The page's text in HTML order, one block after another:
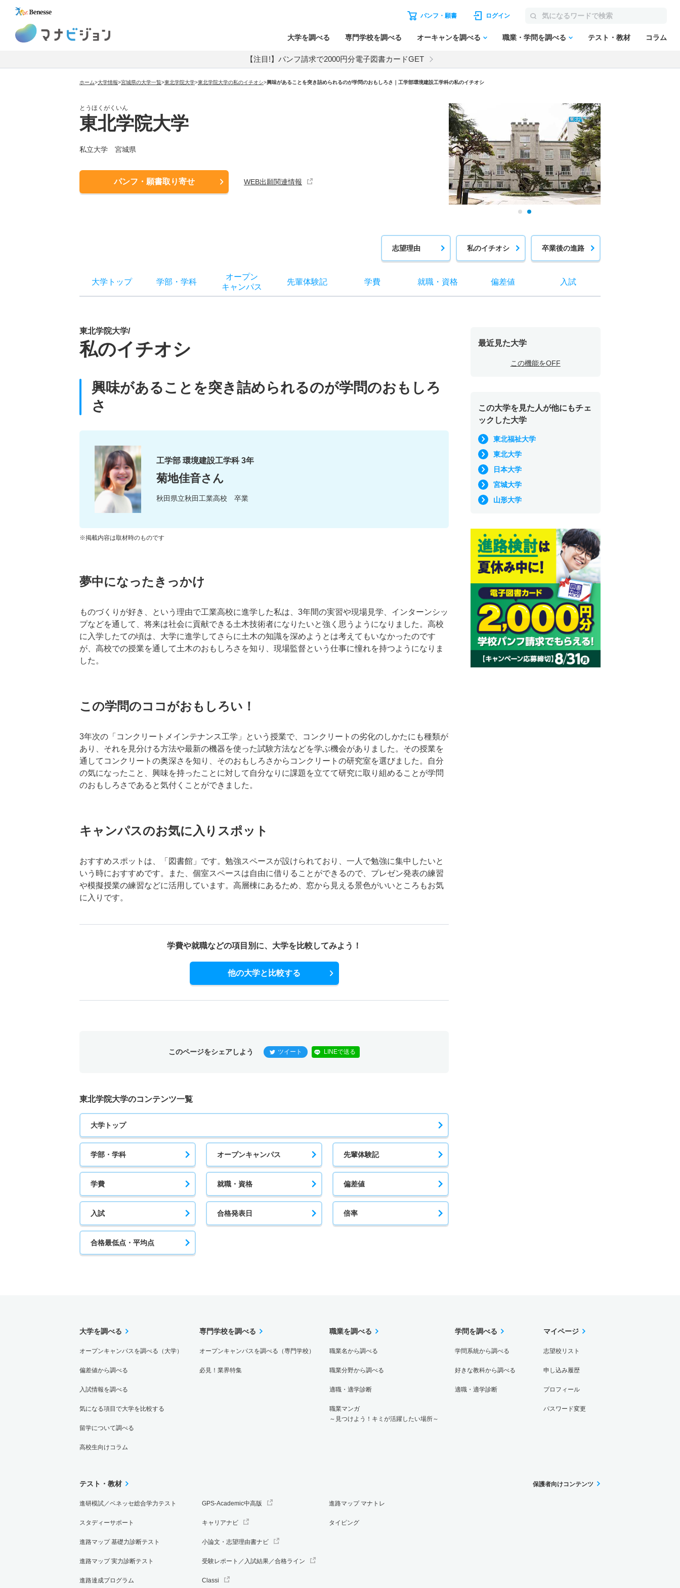
パンフ・願書 ログイン
大学を調べる 専門学校を調べる オーキャンを調べる 職業・学問を調べる テスト・教材 コラム
【注目!】パンフ請求で2000円分電子図書カードGET
ホーム>大学情報>宮城県の大学一覧>東北学院大学>東北学院大学の私のイチオシ>興味があることを突き詰められるのが学問のおもしろさ｜工学部環境建設工学科の私のイチオシ
とうほくがくいん
東北学院大学
私立大学 宮城県
パンフ・願書取り寄せ WEB出願関連情報
志望理由 私のイチオシ 卒業後の進路
大学トップ 学部 ・ 学科
オープン
キャンパス
先輩体験記 学費 就職・ 資格 偏差値 入試
東北学院大学/
私のイチオシ
興味があることを突き詰められるのが学問のおもしろ
さ
工学部 環境建設工学科 3年
菊地佳音さん
秋田県立秋田工業高校 卒業
※掲載内容は取材時のものです
夢中になったきっかけ
ものづくりが好き、という理由で工業高校に進学した私は、3年間の実習や現場見学、インターンシッ
プなどを通して、将来は社会に貢献できる土木技術者になりたいと強く思うようになりました。高校
に入学したての頃は、大学に進学してさらに土木の知識を深めようとは考えてもいなかったのです
が、高校での授業を通して土木のおもしろさを知り、現場監督という仕事に憧れを持つようになりま
した。
この学問のココがおもしろい！
3年次の「コンクリートメインテナンス工学」という授業で、コンクリートの劣化のしかたにも種類が
あり、それを見分ける方法や最新の機器を使った試験方法などを学ぶ機会がありました。その授業を
通してコンクリートの奥深さを知り、そのおもしろさからコンクリートの研究室を選びました。自分
の気になったこと、興味を持ったことに対して自分なりに課題を立てて研究に取り組めることが学問
のおもしろさであると気付くことができました。
キャンパスのお気に入りスポット
おすすめスポットは、「図書館」です。勉強スペースが設けられており、一人で勉強に集中したいと
いう時におすすめです。また、個室スペースは自由に借りることができるので、プレゼン発表の練習
や模擬授業の練習などに活用しています。高層棟にあるため、窓から見える景色がいいところもお気
に入りです。
学費や就職などの項目別に、 大学を比較してみよう！
他の大学と比較する
このページをシェアしよう ツイート LINEで送る
東北学院大学のコンテンツ一覧
大学トップ
学部・学科 オープンキャンパス 先輩体験記
学費 就職・資格 偏差値
入試 合格発表日 倍率
合格最低点・平均点
最近見た大学
この機能をOFF
この大学を見た人が他にもチェ
ックした大学
東北福祉大学
東北大学
日本大学
宮城大学
山形大学
大学を調べる
オープンキャンパスを調べる（大学）
偏差値から調べる
入試情報を調べる
気になる項目で大学を比較する
留学について調べる
高校生向けコラム
専門学校を調べる
オープンキャンパスを調べる（専門学校）
必見！業界特集
職業を調べる
職業名から調べる
職業分野から調べる
適職・適学診断
職業マンガ
～見つけよう！キミが活躍したい場所～
学問を調べる
学問系統から調べる
好きな教科から調べる
適職・適学診断
マイページ
志望校リスト
申し込み履歴
プロフィール
パスワード変更
テスト・教材
進研模試／ベネッセ総合学力テスト
スタディーサポート
進路マップ 基礎力診断テスト
進路マップ 実力診断テスト
進路達成プログラム
GPS-Academic中高版
キャリアナビ
小論文・志望理由書ナビ
受験レポート／入試結果／合格ライン
Classi
進路マップ マナトレ
タイピング
保護者向けコンテンツ